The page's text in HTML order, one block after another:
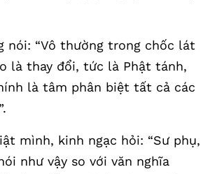
nói: “Vô thường trong chốc lát
là thay đổi, tức là Phật tánh,
là tâm phân biệt tất cả các
mình, kinh ngạc hỏi: “Sư phụ,
như vậy so với văn nghĩa